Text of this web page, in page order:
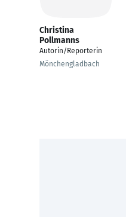
Christina
Pollmanns
Autorin/Reporterin
Mönchengladbach